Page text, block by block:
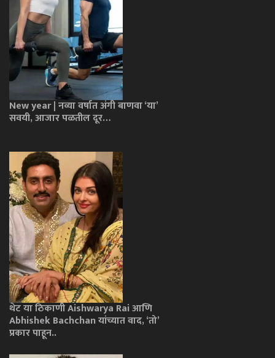
New year | नव्या वर्षात अंगी बाणवा ‘या’
सवयी, आजार पळतील दूर…
थेट या ठिकाणी Aishwarya Rai आणि
Abhishek Bachchan यांच्यात वाद, ‘तो’
प्रकार पाहून..